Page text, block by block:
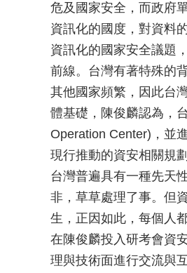
危及國家安全，而政府
資訊化的國度，對資料
資訊化的國家安全議題
前線。台灣有著特殊的
其他國家頻繁，因此台
體基礎，陳俊麟認為，
Operation Center)，並
現行推動的資安相關規劃
台灣普遍具有一種先天
非，草草處理了事。但
生，正因如此，每個人
在陳俊麟投入研考會資
理與技術面進行交流與